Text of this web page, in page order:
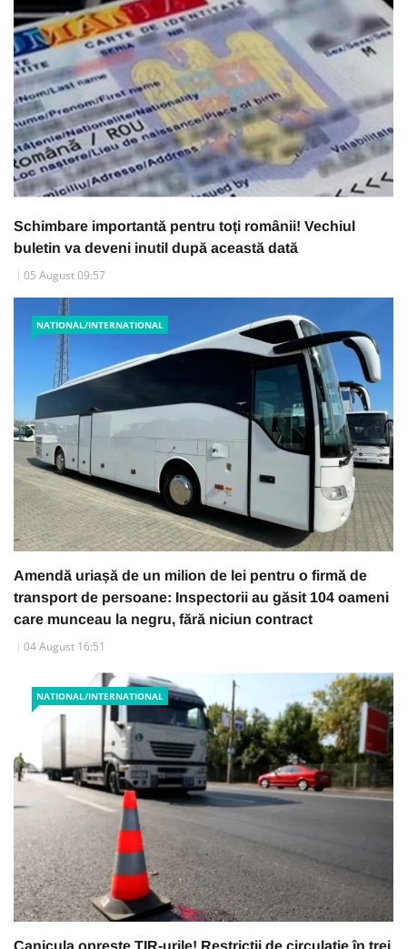
Schimbare importantă pentru toți românii! Vechiul
buletin va deveni inutil după această dată
05 August 09:57
NATIONAL/INTERNATIONAL
Amendă uriașă de un milion de lei pentru o firmă de
transport de persoane: Inspectorii au găsit 104 oameni
care munceau la negru, fără niciun contract
04 August 16:51
NATIONAL/INTERNATIONAL